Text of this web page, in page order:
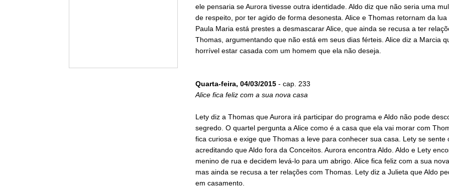
ele pensaria se Aurora tivesse outra identidade. Aldo diz que não seria uma
de respeito, por ter agido de forma desonesta. Alice e Thomas retornam da lua
Paula Maria está prestes a desmascarar Alice, que ainda se recusa a ter
Thomas, argumentando que não está em seus dias férteis. Alice diz a Marcia
horrível estar casada com um homem que ela não deseja.
Quarta-feira, 04/03/2015- cap. 233
Alice fica feliz com a sua nova casa
Lety diz a Thomas que Aurora irá participar do programa e Aldo não pode
segredo. O quartel pergunta a Alice como é a casa que ela vai morar com
fica curiosa e exige que Thomas a leve para conhecer sua casa. Lety se sente
acreditando que Aldo fora da Conceitos. Aurora encontra Aldo. Aldo e Lety
menino de rua e decidem levá-lo para um abrigo. Alice fica feliz com a sua nova
mas ainda se recusa a ter relações com Thomas. Lety diz a Julieta que Aldo
em casamento.